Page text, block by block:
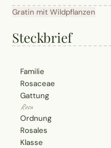
Gratin mit Wildpflanzen
Steckbrief
Familie
Rosaceae
Gattung
Rosa
Ordnung
Rosales
Klasse